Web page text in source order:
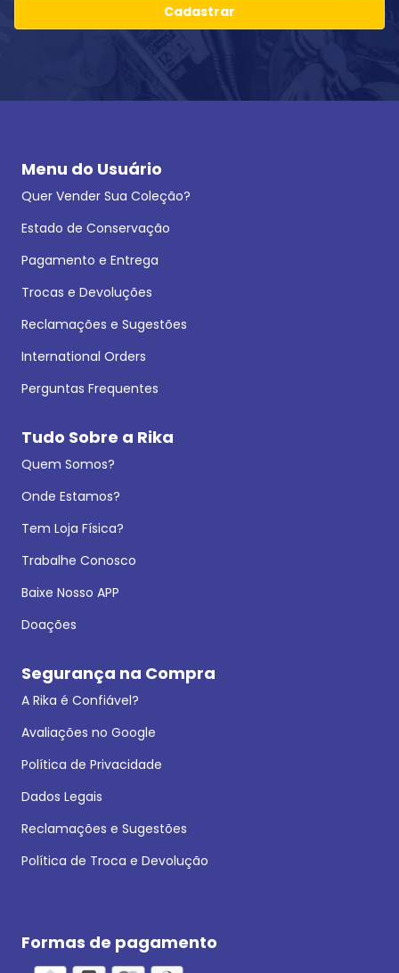
Cadastrar
Menu do Usuário
Quer Vender Sua Coleção?
Estado de Conservação
Pagamento e Entrega
Trocas e Devoluções
Reclamações e Sugestões
International Orders
Perguntas Frequentes
Tudo Sobre a Rika
Quem Somos?
Onde Estamos?
Tem Loja Física?
Trabalhe Conosco
Baixe Nosso APP
Doações
Segurança na Compra
A Rika é Confiável?
Avaliações no Google
Política de Privacidade
Dados Legais
Reclamações e Sugestões
Política de Troca e Devolução
Formas de pagamento